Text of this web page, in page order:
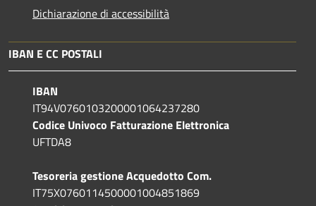
Dichiarazione di accessibilità
IBAN E CC POSTALI
IBAN
IT94V0760103200001064237280
Codice Univoco Fatturazione Elettronica
UFTDA8
Tesoreria gestione Acquedotto Com.
IT75X0760114500001004851869